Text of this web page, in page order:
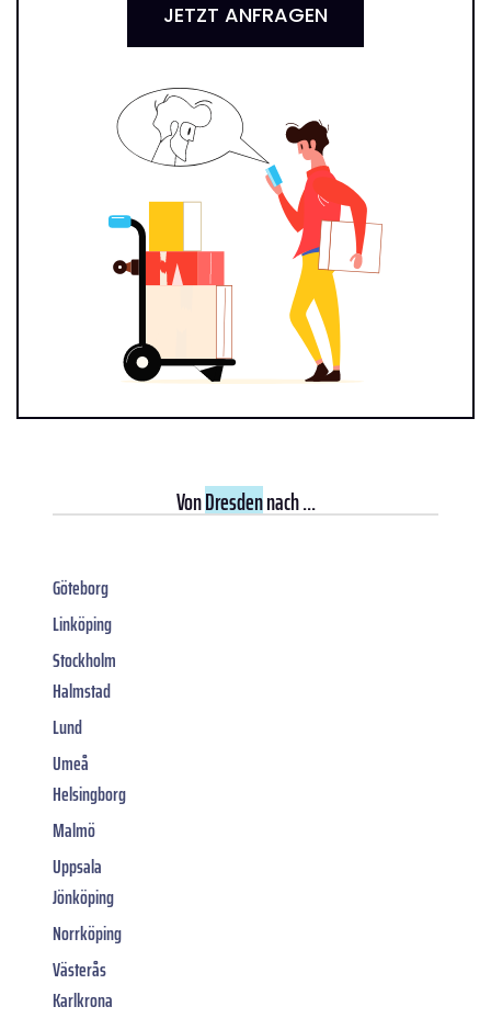
JETZT ANFRAGEN
VonDresdennach ...
Göteborg
Linköping
Stockholm
Halmstad
Lund
Umeå
Helsingborg
Malmö
Uppsala
Jönköping
Norrköping
Västerås
Karlkrona